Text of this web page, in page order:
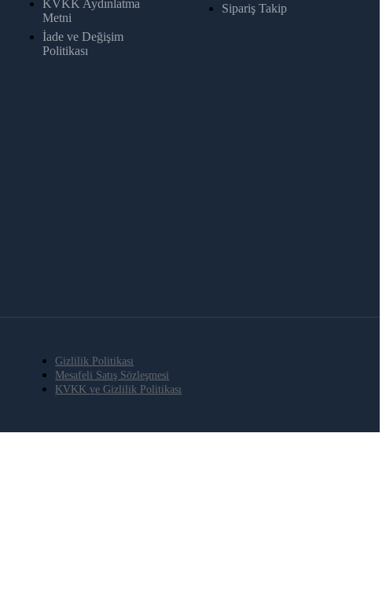
KVKK Aydınlatma
Metni
İade ve Değişim
Politikası
Sipariş Takip
Gizlilik Politikası
Mesafeli Satış Sözleşmesi
KVKK ve Gizlilik Politikası